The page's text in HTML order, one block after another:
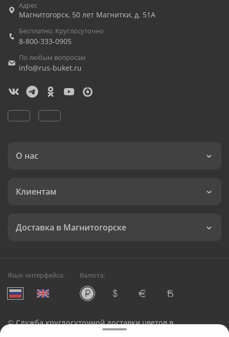
Адрес
Магнитогорск, 50 лет Магнитки, д. 51А
Бесплатно. Круглосуточно
8-800-333-0905
По любым вопросам
info@rus-buket.ru
О нас
Клиентам
Доставка в Магнитогорске
Язык интерфейса: Валюта:
©Служба круглосуточной доставки цветов в